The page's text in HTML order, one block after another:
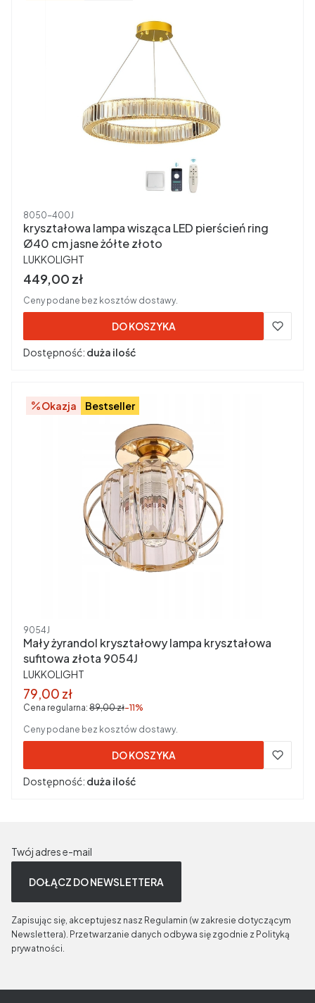
Kod produktu
8050-400J
kryształowa lampa wisząca LED pierścień ring
Ø40 cm jasne żółte złoto
PRODUCENT
LUKKOLIGHT
Cena brutto
449,00 zł
Ceny podane bez kosztów dostawy.
DO KOSZYKA
Dostępność: duża ilość
Okazja Bestseller
Kod produktu
9054J
Mały żyrandol kryształowy lampa kryształowa
sufitowa złota 9054J
PRODUCENT
LUKKOLIGHT
Cena promocyjna brutto
79,00 zł
Cena regularna: 89,00 zł-11%
Ceny podane bez kosztów dostawy.
DO KOSZYKA
Dostępność: duża ilość
Twój adres e-mail
DOŁĄCZ DO NEWSLETTERA
Zapisując się, akceptujesz nasz Regulamin (w zakresie dotyczącym
Newslettera). Przetwarzanie danych odbywa się zgodnie z Polityką
prywatności.